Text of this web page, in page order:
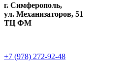
г. Симферополь,
ул. Механизаторов, 51
ТЦ ФМ
+7 (978) 272-92-48